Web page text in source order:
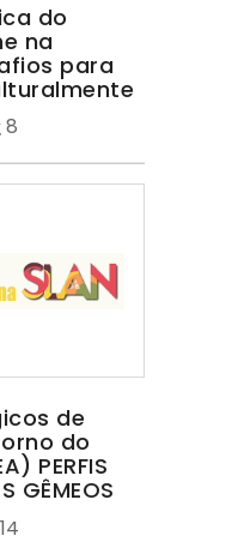
do
na
para
LATINA
8
de
do
PERFIS
GÊMEOS
14